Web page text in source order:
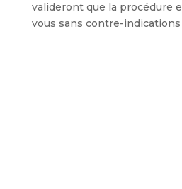
valideront que la procédure
vous sans contre-indications